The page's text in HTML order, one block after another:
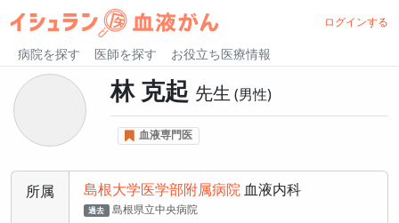
ログインする
病院を探す 医師を探す お役立ち医療情報
林 克起 先生 男性
血液専門医
所属 島根大学医学部附属病院 血液内科
過去 島根県立中央病院